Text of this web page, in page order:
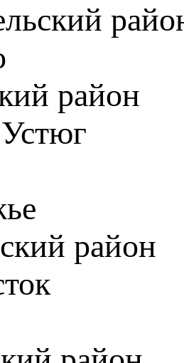
район
район